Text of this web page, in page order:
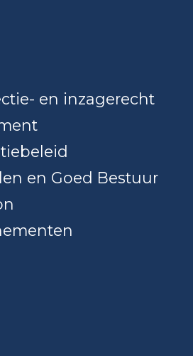
en inzagerecht
en Goed Bestuur